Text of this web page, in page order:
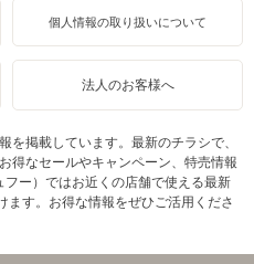
個人情報の取り扱いについて
法人のお客様へ
を掲載しています。最新のチラシで、
得なセールやキャンペーン、特売情報
ー）ではお近くの店舗で使える最新
ます。お得な情報をぜひご活用くださ